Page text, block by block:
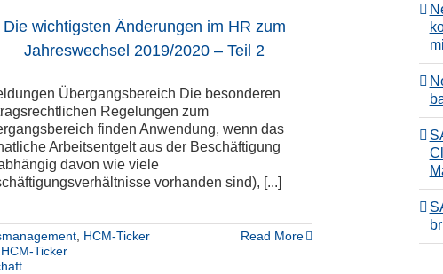
Die wichtigsten Änderungen im HR zum
Jahreswechsel 2019/2020 – Teil 2
Übergangsbereich Die besonderen
Regelungen zum
finden Anwendung, wenn das
Arbeitsentgelt aus der Beschäftigung
davon wie viele
vorhanden sind), [...]
HCM-Ticker
HCM-Ticker
Read More